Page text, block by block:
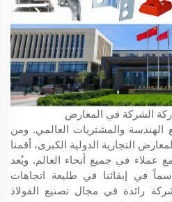
الشركة في المعارض
والمشتريات العالمي. ومن
التجارية الدولية الكبرى، أقمنا
عملاء في جميع أنحاء العالم. ويُعد
في إبقائنا في طليعة اتجاهات
رائدة في مجال تصنيع الفولاذ